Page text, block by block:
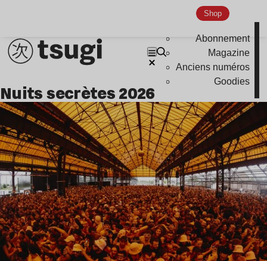
Shop
Abonnement
Magazine
Anciens numéros
Goodies
nuits secrètes 2026